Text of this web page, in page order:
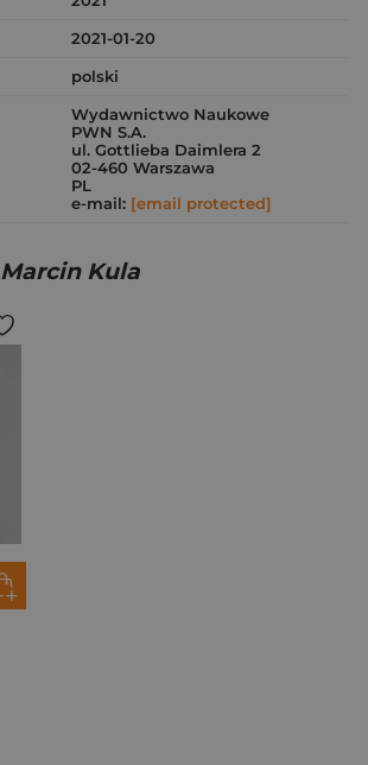
2021-01-20
polski
Wydawnictwo Naukowe
PWN S.A.
ul. Gottlieba Daimlera 2
02-460 Warszawa
PL
e-mail: [email protected]
Marcin Kula